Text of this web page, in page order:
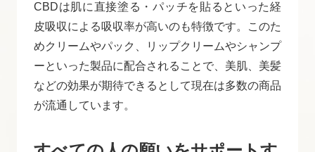
CBDは肌に直接塗る・パッチを貼るといった経
皮吸収による吸収率が高いのも特徴です。このた
めクリームやパック、リップクリームやシャンプ
ーといった製品に配合されることで、美肌、美髪
などの効果が期待できるとして現在は多数の商品
が流通しています。